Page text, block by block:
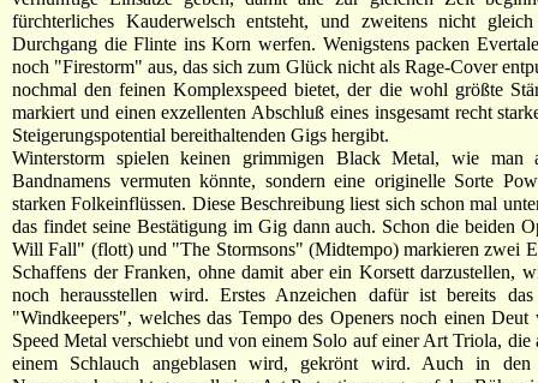
fürchterliches Kauderwelsch entsteht, und zweitens nicht
Durchgang die Flinte ins Korn werfen. Wenigstens packen
noch "Firestorm" aus, das sich zum Glück nicht als Rage-Cover
nochmal den feinen Komplexspeed bietet, der die wohl größte
markiert und einen exzellenten Abschluß eines insgesamt recht
Steigerungspotential bereithaltenden Gigs hergibt.
Winterstorm spielen keinen grimmigen Black Metal, wie man
Bandnamens vermuten könnte, sondern eine originelle Sorte
starken Folkeinflüssen. Diese Beschreibung liest sich schon mal
das findet seine Bestätigung im Gig dann auch. Schon die beiden
Will Fall" (flott) und "The Stormsons" (Midtempo) markieren zwei
Schaffens der Franken, ohne damit aber ein Korsett darzustellen,
noch herausstellen wird. Erstes Anzeichen dafür ist bereits das
"Windkeepers", welches das Tempo des Openers noch einen
Speed Metal verschiebt und von einem Solo auf einer Art Triola, die
einem Schlauch angeblasen wird, gekrönt wird. Auch in den